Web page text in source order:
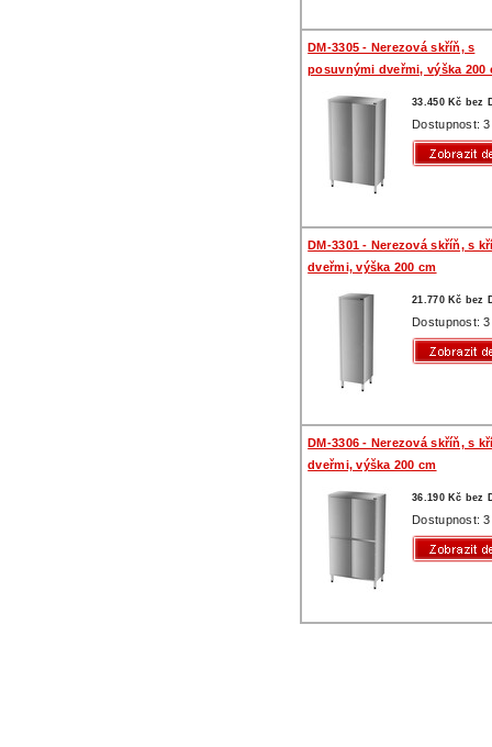
DM-3305 - Nerezová skříň, s
posuvnými dveřmi, výška 200
33.450 Kč bez
Dostupnost:
DM-3301 - Nerezová skříň, s
dveřmi, výška 200 cm
21.770 Kč bez
Dostupnost:
DM-3306 - Nerezová skříň, s
dveřmi, výška 200 cm
36.190 Kč bez
Dostupnost: